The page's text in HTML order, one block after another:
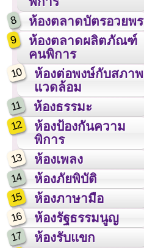
8 ห้องตลาดบัตรอวยพร
9
ห้องตลาดผลิตภัณฑ์
คนพิการ
10
ห้องต่อพงษ์กับสภาพ
แวดล้อม
11 ห้องธรรมะ
12
ห้องป้องกันความ
พิการ
13 ห้องเพลง
14 ห้องภัยพิบัติ
15 ห้องภาษามือ
16 ห้องรัฐธรรมนูญ
17 ห้องรับแขก